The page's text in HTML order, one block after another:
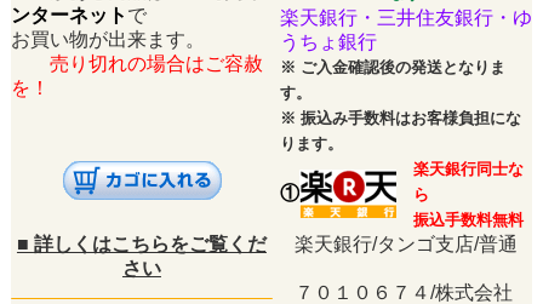
ンターネット で
お買い物が出来ます。
売り切れの場合はご容赦
を！
楽天銀行・三井住友銀行・ゆ
うちょ銀行
※ ご入金確認後の発送となりま
す。
※ 振込み手数料はお客様負担にな
ります。
①
楽天銀行同士な
ら
振込手数料無料
■ 詳しくはこちらをご覧くだ
さい
楽天銀行/タンゴ支店/普通
７０１０６７４/株式会社